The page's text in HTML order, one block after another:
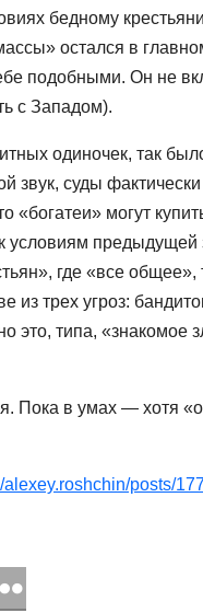
бедному
остался в
подобными. Он не
с Западом).
одиночек, так
звук, суды
«богатеи» могут
условиям
где «все
из трех угроз:
это, типа, «знакомое
Пока в умах — хотя
alexey.roshchin/posts/